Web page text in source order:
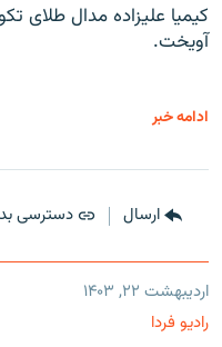
کیمیا علیزاده مدال طلای
آویخت.
ادامه خبر
ارسال دسترسی
اردیبهشت ۲۲, ۱۴۰۳
رادیو فردا